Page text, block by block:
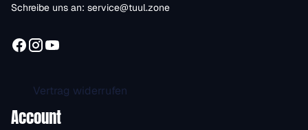
Schreibe uns an: service@tuul.zone
Vertrag widerrufen
Account